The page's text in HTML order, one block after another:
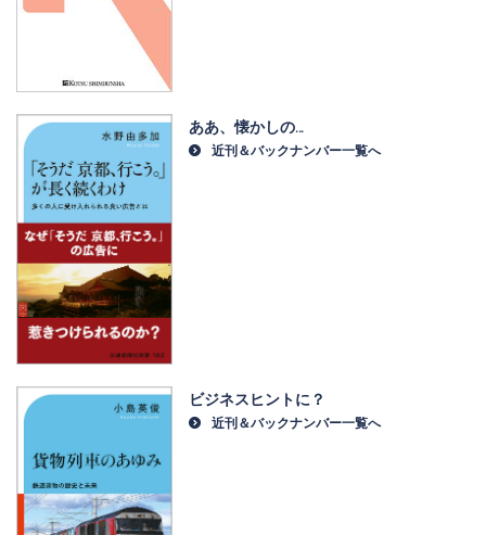
ああ、懐かしの…
近刊＆バックナンバー一覧へ
ビジネスヒントに？
近刊＆バックナンバー一覧へ